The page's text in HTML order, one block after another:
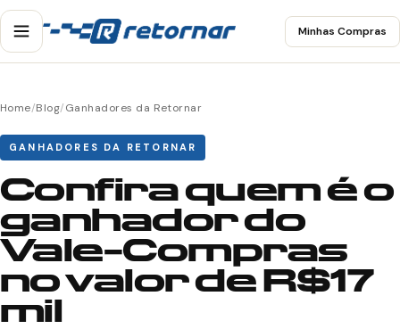
Minhas Compras
Home/Blog/Ganhadores da Retornar
GANHADORES DA RETORNAR
Confira quem é o
ganhador do
Vale-Compras
no valor de R$17
mil